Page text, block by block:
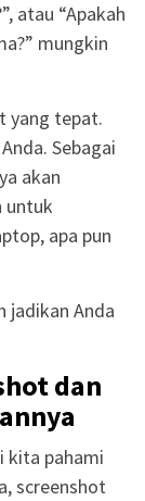
atau “Apakah
mungkin
yang tepat.
Sebagai
akan
untuk
apa pun
jadikan Anda
dan
kita pahami
screenshot